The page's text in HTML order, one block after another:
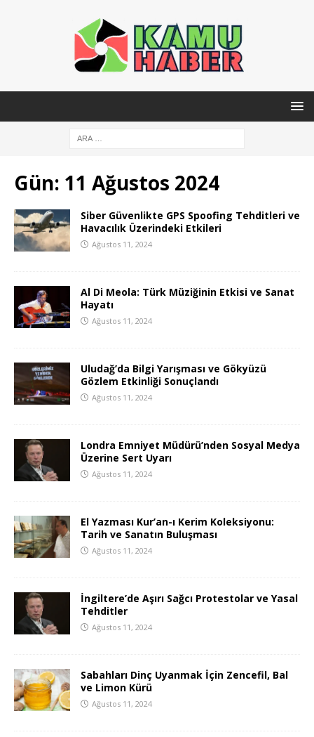
Gün: 11 Ağustos 2024
Siber Güvenlikte GPS Spoofing Tehditleri ve
Havacılık Üzerindeki Etkileri
Ağustos 11, 2024
Al Di Meola: Türk Müziğinin Etkisi ve Sanat
Hayatı
Ağustos 11, 2024
Uludağ’da Bilgi Yarışması ve Gökyüzü
Gözlem Etkinliği Sonuçlandı
Ağustos 11, 2024
Londra Emniyet Müdürü’nden Sosyal Medya
Üzerine Sert Uyarı
Ağustos 11, 2024
El Yazması Kur’an-ı Kerim Koleksiyonu:
Tarih ve Sanatın Buluşması
Ağustos 11, 2024
İngiltere’de Aşırı Sağcı Protestolar ve Yasal
Tehditler
Ağustos 11, 2024
Sabahları Dinç Uyanmak İçin Zencefil, Bal
ve Limon Kürü
Ağustos 11, 2024